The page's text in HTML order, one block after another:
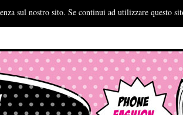
sul nostro sito. Se continui ad utilizzare questo